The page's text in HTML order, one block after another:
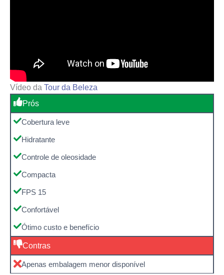
Vídeo da Tour da Beleza
Prós
Cobertura leve
Hidratante
Controle de oleosidade
Compacta
FPS 15
Confortável
Ótimo custo e benefício
Contras
Apenas embalagem menor disponível